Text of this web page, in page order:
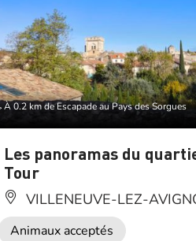
À 0.2 km de Escapade au Pays des Sorgues
Les panoramas du
Tour
VILLENEUVE-LEZ-
Animaux acceptés